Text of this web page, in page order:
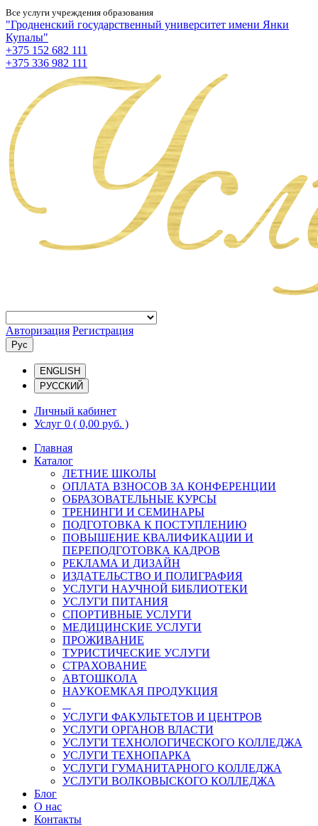
Все услуги учреждения образования
"Гродненский государственный университет имени Янки
Купалы"
+375 152 682 111
+375 336 982 111
Авторизация Регистрация
Рус
ENGLISH
РУССКИЙ
Личный кабинет
Услуг 0 ( 0,00 руб. )
Главная
Каталог
ЛЕТНИЕ ШКОЛЫ
ОПЛАТА ВЗНОСОВ ЗА КОНФЕРЕНЦИИ
ОБРАЗОВАТЕЛЬНЫЕ КУРСЫ
ТРЕНИНГИ И СЕМИНАРЫ
ПОДГОТОВКА К ПОСТУПЛЕНИЮ
ПОВЫШЕНИЕ КВАЛИФИКАЦИИ И
ПЕРЕПОДГОТОВКА КАДРОВ
РЕКЛАМА И ДИЗАЙН
ИЗДАТЕЛЬСТВО И ПОЛИГРАФИЯ
УСЛУГИ НАУЧНОЙ БИБЛИОТЕКИ
УСЛУГИ ПИТАНИЯ
СПОРТИВНЫЕ УСЛУГИ
МЕДИЦИНСКИЕ УСЛУГИ
ПРОЖИВАНИЕ
ТУРИСТИЧЕСКИЕ УСЛУГИ
СТРАХОВАНИЕ
АВТОШКОЛА
НАУКОЕМКАЯ ПРОДУКЦИЯ
УСЛУГИ ФАКУЛЬТЕТОВ И ЦЕНТРОВ
УСЛУГИ ОРГАНОВ ВЛАСТИ
УСЛУГИ ТЕХНОЛОГИЧЕСКОГО КОЛЛЕДЖА
УСЛУГИ ТЕХНОПАРКА
УСЛУГИ ГУМАНИТАРНОГО КОЛЛЕДЖА
УСЛУГИ ВОЛКОВЫСКОГО КОЛЛЕДЖА
Блог
О нас
Контакты